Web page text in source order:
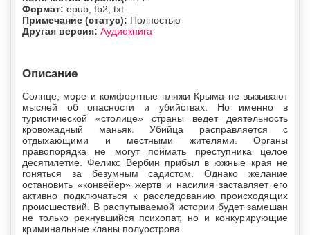
Формат: epub, fb2, txt
Примечание (статус): Полностью
Другая версия: Аудиокнига
Описание
Солнце, море и комфортные пляжи Крыма не вызывают
мыслей об опасности и убийствах. Но именно в
туристической «столице» страны ведет деятельность
кровожадный маньяк. Убийца расправляется с
отдыхающими и местными жителями. Органы
правопорядка не могут поймать преступника целое
десятилетие. Феликс Вербин прибыл в южные края не
гоняться за безумным садистом. Однако желание
остановить «конвейер» жертв и насилия заставляет его
активно подключаться к расследованию происходящих
происшествий. В распутываемой истории будет замешан
не только рехнувшийся психопат, но и конкурирующие
криминальные кланы полуострова.